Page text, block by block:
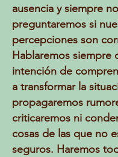
ausencia y siempre
preguntaremos si
percepciones son
Hablaremos siempre
intención de
a transformar la
propagaremos
criticaremos ni
cosas de las que no
seguros. Haremos